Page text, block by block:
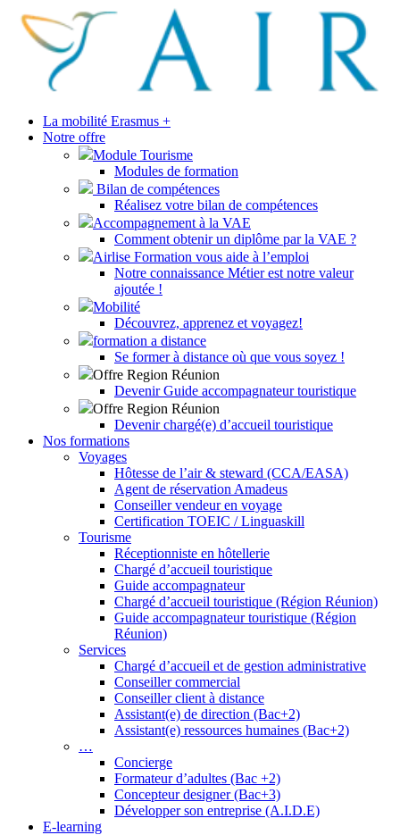
La mobilité Erasmus +
Notre offre
Module Tourisme
Modules de formation
Bilan de compétences
Réalisez votre bilan de compétences
Accompagnement à la VAE
Comment obtenir un diplôme par la VAE ?
Airlise Formation vous aide à l’emploi
Notre connaissance Métier est notre valeur
ajoutée !
Mobilité
Découvrez, apprenez et voyagez!
formation a distance
Se former à distance où que vous soyez !
Offre Region Réunion
Devenir Guide accompagnateur touristique
Offre Region Réunion
Devenir chargé(e) d’accueil touristique
Nos formations
Voyages
Hôtesse de l’air & steward (CCA/EASA)
Agent de réservation Amadeus
Conseiller vendeur en voyage
Certification TOEIC / Linguaskill
Tourisme
Réceptionniste en hôtellerie
Chargé d’accueil touristique
Guide accompagnateur
Chargé d’accueil touristique (Région Réunion)
Guide accompagnateur touristique (Région
Réunion)
Services
Chargé d’accueil et de gestion administrative
Conseiller commercial
Conseiller client à distance
Assistant(e) de direction (Bac+2)
Assistant(e) ressources humaines (Bac+2)
…
Concierge
Formateur d’adultes (Bac +2)
Concepteur designer (Bac+3)
Développer son entreprise (A.I.D.E)
E-learning